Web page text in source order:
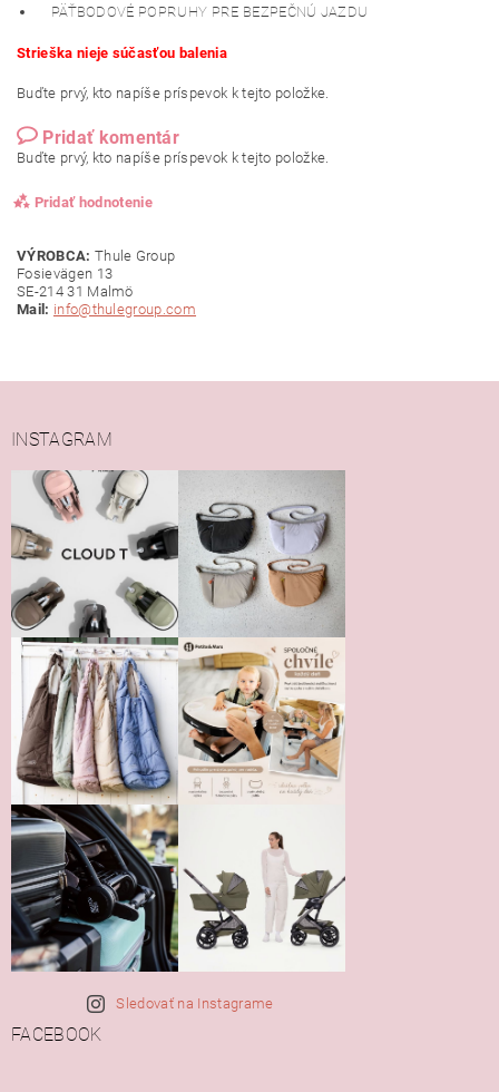
PÄŤBODOVÉ POPRUHY PRE BEZPEČNÚ JAZDU
Strieška nieje súčasťou balenia
Buďte prvý, kto napíše príspevok k tejto položke.
Pridať komentár
Buďte prvý, kto napíše príspevok k tejto položke.
Pridať hodnotenie
Vložením hodnotenie súhlasíte spodmienkami ochrany
osobných údajov
VÝROBCA: Thule Group
Fosievägen 13
SE-214 31 Malmö
Mail: info@thulegroup.com
INSTAGRAM
Sledovať na Instagrame
FACEBOOK